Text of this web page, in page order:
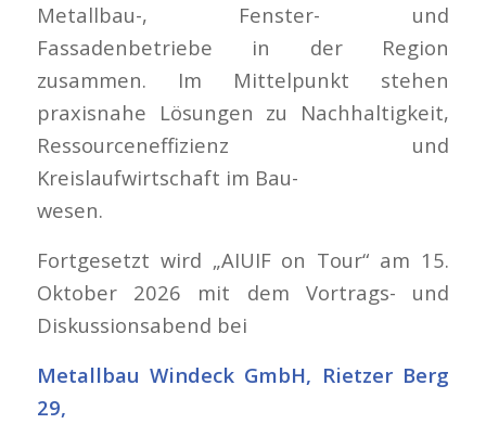
Metallbau-, Fenster- und
Fassadenbetriebe in der Region
zusammen. Im Mittelpunkt stehen
praxisnahe Lösungen zu Nachhaltigkeit,
Ressourceneffizienz und
Kreislaufwirtschaft im Bau-
wesen.
Fortgesetzt wird „AIUIF on Tour“ am 15.
Oktober 2026 mit dem Vortrags- und
Diskussionsabend bei
Metallbau Windeck GmbH, Rietzer Berg
29,